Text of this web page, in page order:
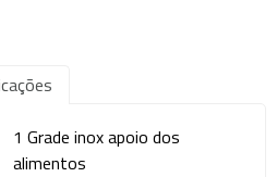
1 Grade inox apoio dos
alimentos